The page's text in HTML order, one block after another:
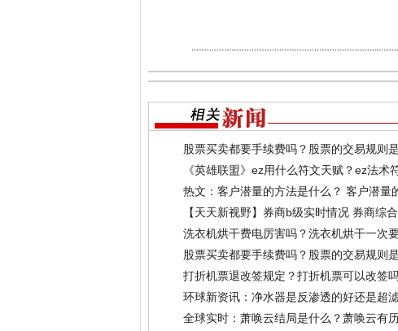
股票买卖都要手续费吗？股票的交易规则
《英雄联盟》ez用什么符文天赋？ez法术
热文：客户潜量的方法是什么？ 客户潜量
【天天新视野】券商b级实时情况 券商综
洗衣机烘干费电厉害吗？洗衣机烘干一次
股票买卖都要手续费吗？股票的交易规则
打折机票退改签规定？打折机票可以改签
环球新资讯：净水器是反渗透的好还是超
全球实时：萧唤云结局是什么？萧唤云有